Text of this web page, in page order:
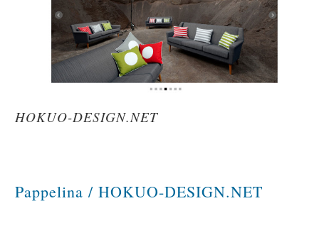
HOKUO-DESIGN.NET
Pappelina / HOKUO-DESIGN.NET